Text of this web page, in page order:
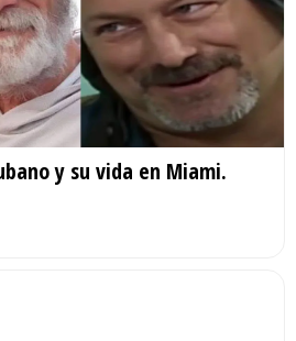
y su vida en Miami.